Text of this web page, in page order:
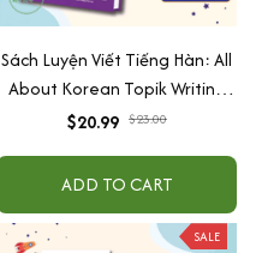
Sách Luyện Viết Tiếng Hàn: All
About Korean Topik Writing
thi TOPIK II
$20.99 $23.00
ADD TO CART
SALE